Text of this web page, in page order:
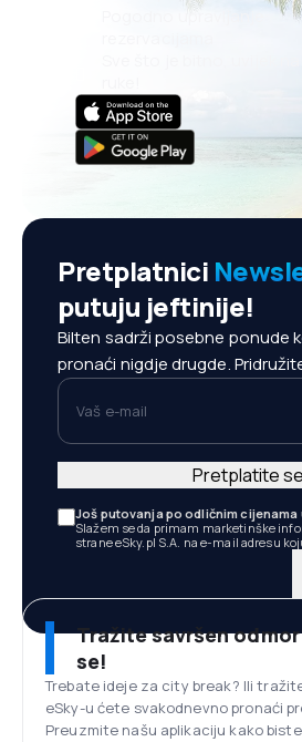
Sve što je bitno, uvijek
Pretplatnici
putuju jeftinije!
Bilten sadrži posebne ponude
pronaći nigdje drugde.
Vaš e-mail
Još putovanja po odličnim cijenama
Slažem se da primam marketinške
strane eSky.pl S.A. na e-mail adresu
Pretplatite se
Tražite savršen
se!
Trebate ideje za city break? Ili
eSky-u ćete svakodnevno pronaći
Preuzmite našu aplikaciju kako